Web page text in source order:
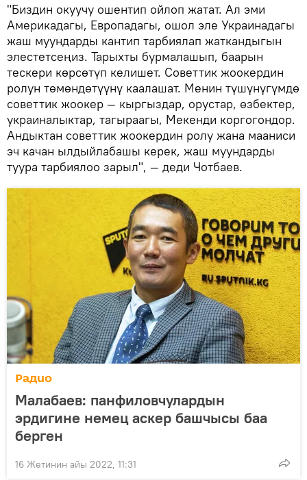
"Биздин окуучу ошентип ойлоп жатат. Ал эми
Америкадагы, Европадагы, ошол эле Украинадагы
жаш муундарды кантип тарбиялап жаткандыгын
элестетсеңиз. Тарыхты бурмалашып, баарын
тескери көрсөтүп келишет. Советтик жоокердин
ролун төмөндөтүүнү каалашат. Менин түшүнүгүмдө
советтик жоокер — кыргыздар, орустар, өзбектер,
украиналыктар, тагыраагы, Мекенди коргогондор.
Андыктан советтик жоокердин ролу жана мааниси
эч качан ылдыйлабашы керек, жаш муундарды
туура тарбиялоо зарыл", — деди Чотбаев.
Радио
Малабаев: панфиловчулардын
эрдигине немец аскер башчысы баа
берген
16 Жетинин айы 2022, 11:31